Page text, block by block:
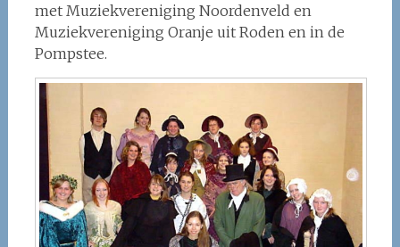
met Muziekvereniging Noordenveld en
Muziekvereniging Oranje uit Roden en in de
Pompstee.